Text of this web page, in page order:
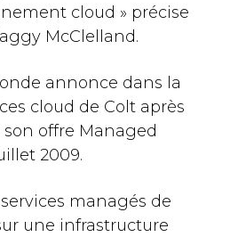
cloud » précise
McClelland.
annonce dans la
cloud de Colt après
offre Managed
2009.
managés de
une infrastructure